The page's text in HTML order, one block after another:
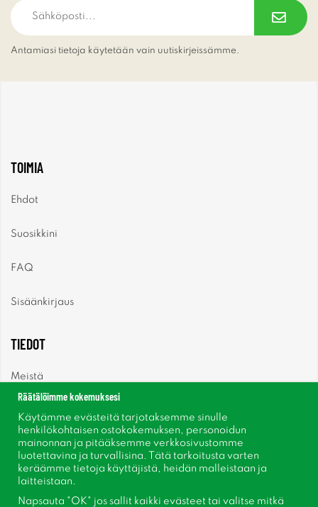
Antamiasi tietoja käytetään vain uutiskirjeissämme.
TOIMIA
Ehdot
Suosikkini
FAQ
Sisäänkirjaus
TIEDOT
Meistä
Uutiskirje
Tietoja evästeistä
Räätälöimme kokemuksesi
Käytämme evästeitä tarjotaksemme sinulle
henkilökohtaisen ostokokemuksen, personoidun
mainonnan ja pitääksemme verkkosivustomme
luotettavina ja turvallisina. Tätä tarkoitusta varten
keräämme tietoja käyttäjistä, heidän malleistaan ​​ja
laitteistaan.
Napsauta "OK" jos sallit kaikki evästeet tai valitse mitkä